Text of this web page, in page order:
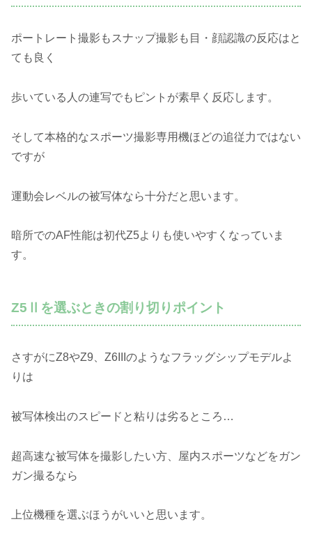
ポートレート撮影もスナップ撮影も目・顔認識の反応はと
ても良く
歩いている人の連写でもピントが素早く反応します。
そして本格的なスポーツ撮影専用機ほどの追従力ではない
ですが
運動会レベルの被写体なら十分だと思います。
暗所でのAF性能は初代Z5よりも使いやすくなっていま
す。
Z5Ⅱを選ぶときの割り切りポイント
さすがにZ8やZ9、Z6IIIのようなフラッグシップモデルよ
りは
被写体検出のスピードと粘りは劣るところ…
超高速な被写体を撮影したい方、屋内スポーツなどをガン
ガン撮るなら
上位機種を選ぶほうがいいと思います。